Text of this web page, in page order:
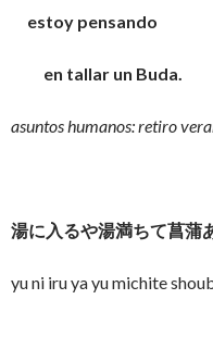
estoy pensando
en tallar un Buda.
asuntos humanos: retiro
湯に入るや湯満ちて菖蒲
yu ni iru ya yu michite